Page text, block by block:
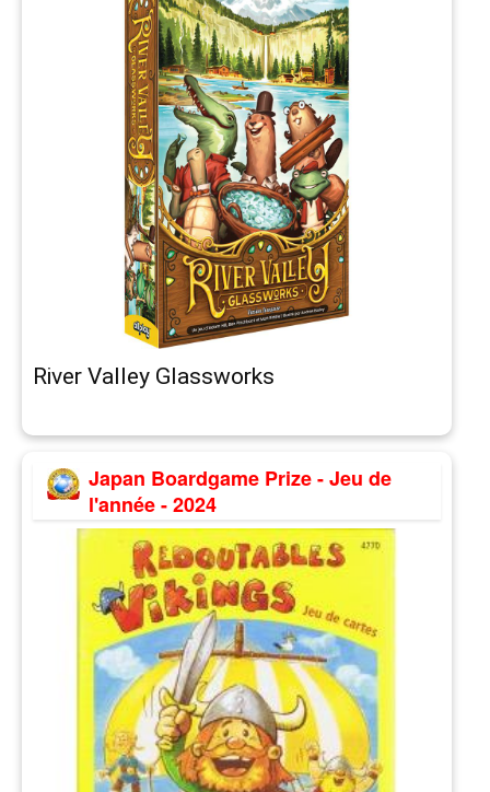
River Valley Glassworks
Japan Boardgame Prize - Jeu de
l'année - 2024